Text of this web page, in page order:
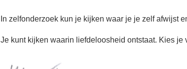
In zelfonderzoek kun je kijken waar je je zelf afwijst
Je kunt kijken waarin liefdeloosheid ontstaat. Kies je